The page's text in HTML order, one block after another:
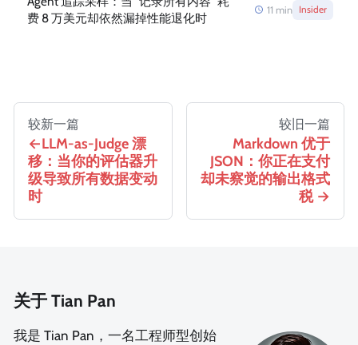
费 8 万美元却依然漏掉性能退化时
11 min Insider
较新一篇
LLM-as-Judge 漂
移：当你的评估器升
级导致所有数据变动
时
较旧一篇
Markdown 优于
JSON：你正在支付
却未察觉的输出格式
税
关于 Tian Pan
我是 Tian Pan，一名工程师型创始